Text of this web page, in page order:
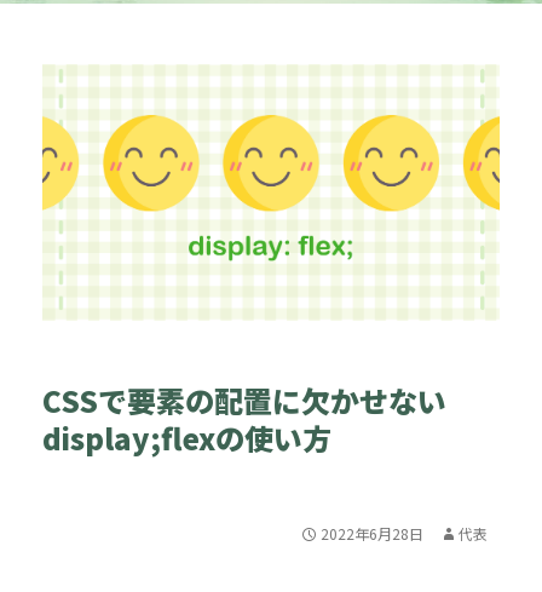
CSSで要素の配置に欠かせない
display;flexの使い方
2022年6月28日 代表